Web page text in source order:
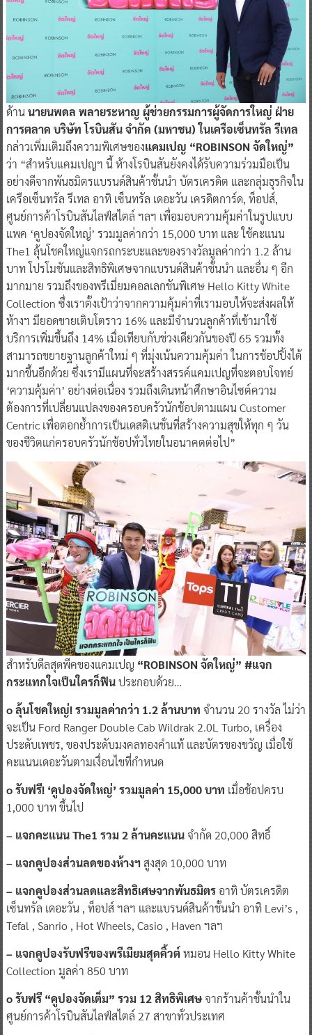
ด้านนายนพดล พลายระหาญ ผู้ช่วยกรรมการผู้จัดการใหญ่ ฝ่าย
การตลาด บริษัท โรบินสัน จำกัด (มหาชน) ในเครือเซ็นทรัล รีเทล
กล่าวเพิ่มเติมถึงความพิเศษของแคมเปญ “ROBINSON จัดใหญ่”
ว่า “สำหรับแคมเปญฯ นี้ ห้างโรบินสันยังคงได้รับความร่วมมือเป็น
อย่างดีจากพันธมิตรแบรนด์สินค้าชั้นนำ บัตรเครดิต และกลุ่มธุรกิจใน
เครือเซ็นทรัล รีเทล อาทิ เซ็นทรัล เดอะวัน เครดิตการ์ด, ท็อปส์,
ศูนย์การค้าโรบินสันไลฟ์สไตล์ ฯลฯ เพื่อมอบความคุ้มค่าในรูปแบบ
แพค ‘คูปองจัดใหญ่’ รวมมูลค่ากว่า 15,000 บาท และ ใช้คะแนน
The1 ลุ้นโชคใหญ่แจกรถกระบะและของรางวัลมูลค่ากว่า 1.2 ล้าน
บาท โปรโมชันและสิทธิพิเศษจากแบรนด์สินค้าชั้นนำ และอื่น ๆ อีก
มากมาย รวมถึงของพรีเมี่ยมคอลเลกชันพิเศษ Hello Kitty White
Collection ซึ่งเราตั้งเป้าว่าจากความคุ้มค่าที่เรามอบให้จะส่งผลให้
ห้างฯ มียอดขายเติบโตราว 16% และมีจำนวนลูกค้าที่เข้ามาใช้
บริการเพิ่มขึ้นถึง 14% เมื่อเทียบกับช่วงเดียวกันของปี 65 รวมทั้ง
สามารถขยายฐานลูกค้าใหม่ ๆ ที่มุ่งเน้นความคุ้มค่า ในการช้อปปิ้งได้
มากขึ้นอีกด้วย ซึ่งเรามีแผนที่จะสร้างสรรค์แคมเปญที่จะตอบโจทย์
‘ความคุ้มค่า’ อย่างต่อเนื่อง รวมถึงเดินหน้าศึกษาอินไซต์ความ
ต้องการที่เปลี่ยนแปลงของครอบครัวนักช้อปตามแผน Customer
Centric เพื่อตอกย้ำการเป็นเดสติเนชั่นที่สร้างความสุขให้ทุก ๆ วัน
ของชีวิตแก่ครอบครัวนักช้อปทั่วไทยในอนาคตต่อไป”
สำหรับดีลสุดพีคของแคมเปญ “ROBINSON จัดใหญ่” #แจก
กระแทกใจเป็นใครก็ฟินประกอบด้วย…
o ลุ้นโชคใหญ่! รวมมูลค่ากว่า 1.2 ล้านบาท จำนวน 20 รางวัล ไม่ว่า
จะเป็น Ford Ranger Double Cab Wildrak 2.0L Turbo, เครื่อง
ประดับเพชร, ของประดับมงคลทองคำแท้ และบัตรของขวัญ เมื่อใช้
คะแนนเดอะวันตามเงื่อนไขที่กำหนด
o รับฟรี! ‘คูปองจัดใหญ่’ รวมมูลค่า 15,000 บาท เมื่อช้อปครบ
1,000 บาท ขึ้นไป
– แจกคะแนน The1 รวม 2 ล้านคะแนนจำกัด 20,000 สิทธิ์
– แจกคูปองส่วนลดของห้างฯสูงสุด 10,000 บาท
– แจกคูปองส่วนลดและสิทธิเศษจากพันธมิตรอาทิ บัตรเครดิต
เซ็นทรัล เดอะวัน , ท็อปส์ ฯลฯ และแบรนด์สินค้าชั้นนำ อาทิ Levi’s ,
Tefal , Sanrio , Hot Wheels, Casio , Haven ฯลฯ
– แจกคูปองรับฟรีของพรีเมียมสุดคิ้วต์ หมอน Hello Kitty White
Collection มูลค่า 850 บาท
o รับฟรี “คูปองจัดเต็ม” รวม 12 สิทธิพิเศษจากร้านค้าชั้นนำใน
ศูนย์การค้าโรบินสันไลฟ์สไตล์ 27 สาขาทั่วประเทศ